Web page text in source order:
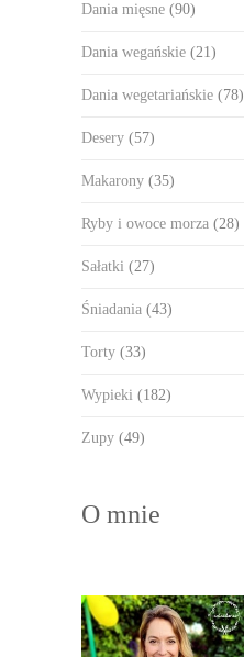
Dania mięsne (90)
Dania wegańskie (21)
Dania wegetariańskie (78)
Desery (57)
Makarony (35)
Ryby i owoce morza (28)
Sałatki (27)
Śniadania (43)
Torty (33)
Wypieki (182)
Zupy (49)
O mnie